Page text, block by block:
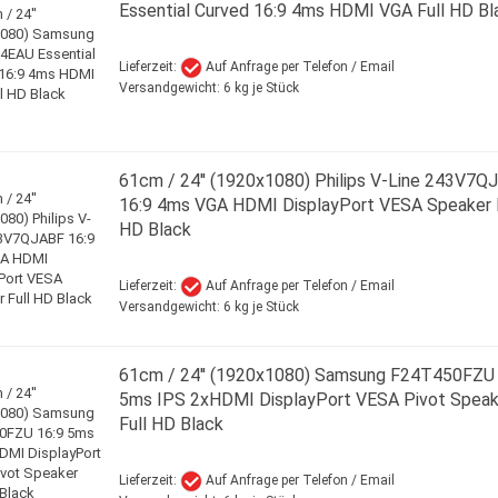
Essential Curved 16:9 4ms HDMI VGA Full HD
Lieferzeit:
Auf Anfrage per Telefon / Email
Versandgewicht: 6 kg je Stück
61cm / 24'' (1920x1080) Philips V-Line
16:9 4ms VGA HDMI DisplayPort VESA Speaker
HD Black
Lieferzeit:
Auf Anfrage per Telefon / Email
Versandgewicht: 6 kg je Stück
61cm / 24'' (1920x1080) Samsung F24T450FZU
5ms IPS 2xHDMI DisplayPort VESA Pivot
Full HD Black
Lieferzeit:
Auf Anfrage per Telefon / Email